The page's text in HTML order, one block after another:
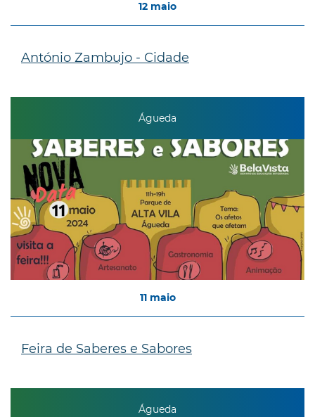
12 maio
António Zambujo - Cidade
Águeda
11 maio
Feira de Saberes e Sabores
Águeda